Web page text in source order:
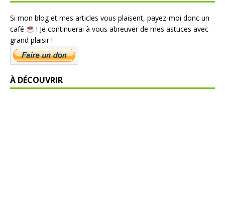
Si mon blog et mes articles vous plaisent, payez-moi donc un
café
! Je continuerai à vous abreuver de mes astuces avec
grand plaisir !
À DÉCOUVRIR